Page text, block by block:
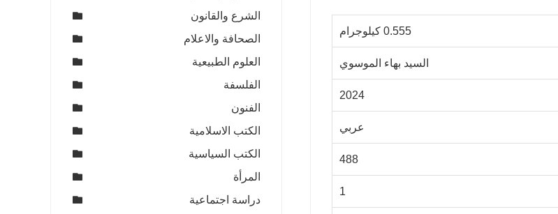
0.555 كيلوجرام
السيد بهاء الموسوي
2024
عربي
488
1
الشرع والقانون
الصحافة والاعلام
العلوم الطبيعية
الفلسفة
الفنون
الكتب الاسلامية
الكتب السياسية
المرأة
دراسة اجتماعية